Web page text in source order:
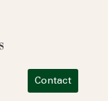
Contact